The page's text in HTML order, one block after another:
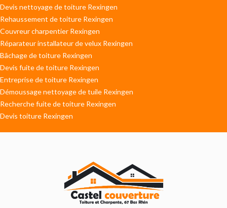
Devis nettoyage de toiture Rexingen
Rehaussement de toiture Rexingen
Couvreur charpentier Rexingen
Réparateur installateur de velux Rexingen
Bâchage de toiture Rexingen
Devis fuite de toiture Rexingen
Entreprise de toiture Rexingen
Démoussage nettoyage de tuile Rexingen
Recherche fuite de toiture Rexingen
Devis toiture Rexingen